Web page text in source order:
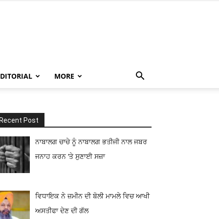
MORE
Recent Post
ਨਾਬਾਲਗ ਚਾਚੇ ਨੂੰ ਨਾਬਾਲਗ ਭਤੀਜੀ ਨਾਲ ਜਬਰ
ਜਨਾਹ ਕਰਨ ‘ਤੇ ਸੁਣਾਈ ਸਜ਼ਾ
ਵਿਧਾਇਕ ਨੇ ਜ਼ਮੀਨ ਦੀ ਬੋਲੀ ਮਾਮਲੇ ਵਿਚ ਆਖੀ
ਅਸਤੀਫਾ ਦੇਣ ਦੀ ਗੱਲ